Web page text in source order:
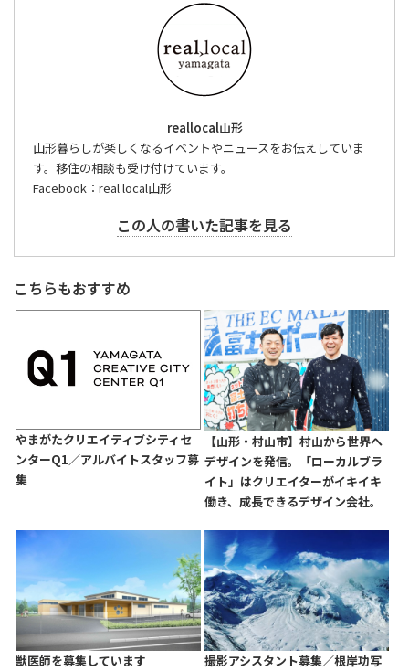
reallocal山形
山形暮らしが楽しくなるイベントやニュースをお伝えしていま
す。移住の相談も受け付けています。
Facebook： real local山形
この人の書いた記事を見る
こちらもおすすめ
やまがたクリエイティブシティセ
ンターQ1／アルバイトスタッフ募
集
【山形・村山市】村山から世界へ
デザインを発信。「ローカルブラ
イト」はクリエイターがイキイキ
働き、成長できるデザイン会社。
獣医師を募集しています
撮影アシスタント募集／根岸功写